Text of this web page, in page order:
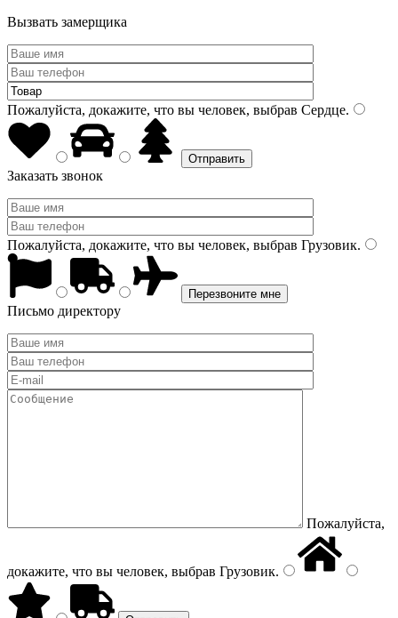
Вызвать замерщика
Пожалуйста, докажите, что вы человек, выбрав Сердце.
Заказать звонок
Пожалуйста, докажите, что вы человек, выбрав Грузовик.
Письмо директору
Пожалуйста,
докажите, что вы человек, выбрав Грузовик.